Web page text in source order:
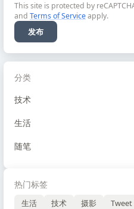
分类
技术
生活
随笔
热门标签
生活 技术 摄影 Tweet
This site is protected by
and Terms of Serviceapply.
发布